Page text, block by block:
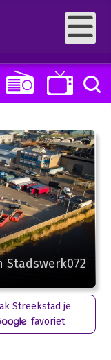
Stadswerk072
Streekstad je
favoriet